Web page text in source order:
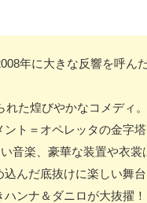
年に大きな反響を呼ん
た煌びやかなコメディ
ト＝オペレッタの金字塔
音楽、豪華な装置や衣
んだ底抜けに楽しい舞台
ンナ＆ダニロが大抜擢